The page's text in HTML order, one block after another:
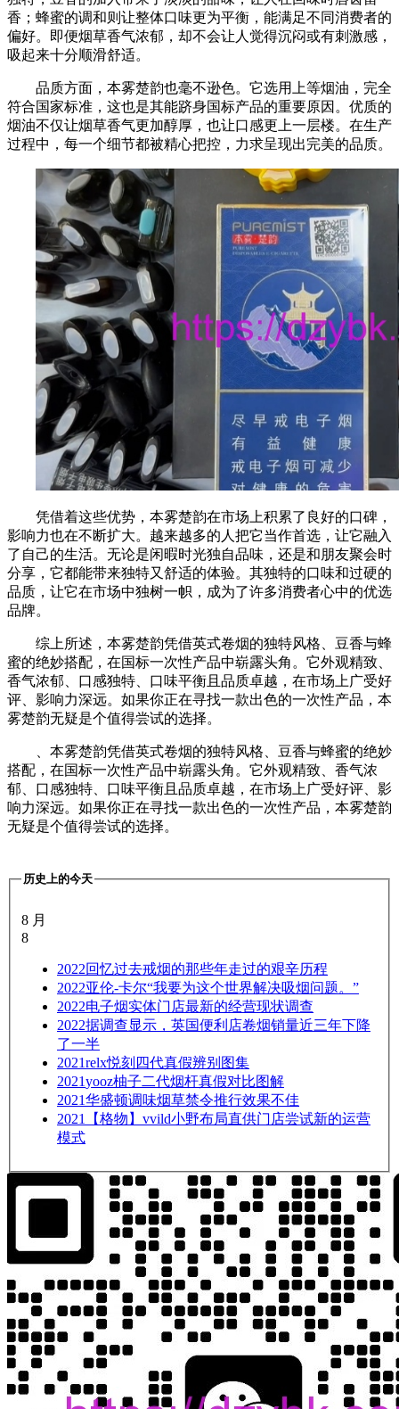
香；蜂蜜的调和则让整体口味更为平衡，能满足不同消费者的
偏好。即便烟草香气浓郁，却不会让人觉得沉闷或有刺激感，
吸起来十分顺滑舒适。​
品质方面，本雾楚韵也毫不逊色。它选用上等烟油，完全
符合国家标准，这也是其能跻身国标产品的重要原因。优质的
烟油不仅让烟草香气更加醇厚，也让口感更上一层楼。在生产
过程中，每一个细节都被精心把控，力求呈现出完美的品质。​
凭借着这些优势，本雾楚韵在市场上积累了良好的口碑，
影响力也在不断扩大。越来越多的人把它当作首选，让它融入
了自己的生活。无论是闲暇时光独自品味，还是和朋友聚会时
分享，它都能带来独特又舒适的体验。其独特的口味和过硬的
品质，让它在市场中独树一帜，成为了许多消费者心中的优选
品牌。​
综上所述，本雾楚韵凭借英式卷烟的独特风格、豆香与蜂
蜜的绝妙搭配，在国标一次性产品中崭露头角。它外观精致、
香气浓郁、口感独特、口味平衡且品质卓越，在市场上广受好
评、影响力深远。如果你正在寻找一款出色的一次性产品，本
雾楚韵无疑是个值得尝试的选择。​
、本雾楚韵凭借英式卷烟的独特风格、豆香与蜂蜜的绝妙
搭配，在国标一次性产品中崭露头角。它外观精致、香气浓
郁、口感独特、口味平衡且品质卓越，在市场上广受好评、影
响力深远。如果你正在寻找一款出色的一次性产品，本雾楚韵
无疑是个值得尝试的选择。
历史上的今天
8 月
8
2022回忆过去戒烟的那些年走过的艰辛历程
2022亚伦-卡尔“我要为这个世界解决吸烟问题。”
2022电子烟实体门店最新的经营现状调查
2022据调查显示，英国便利店卷烟销量近三年下降
了一半
2021relx悦刻四代真假辨别图集
2021yooz柚子二代烟杆真假对比图解
2021华盛顿调味烟草禁令推行效果不佳
2021
【格物】vvild小野布局直供门店尝试新的运营
模式